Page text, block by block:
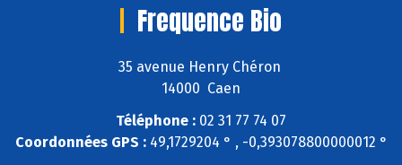
Frequence Bio
35 avenue Henry Chéron
14000 Caen
Téléphone : 02 31 77 74 07
Coordonnées GPS :49,1729204 ° , -0,393078800000012 °